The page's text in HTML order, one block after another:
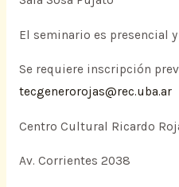
El seminario es presencial
Se requiere inscripción
tecgenerorojas@rec.uba.ar
Centro Cultural Ricardo
Av. Corrientes 2038